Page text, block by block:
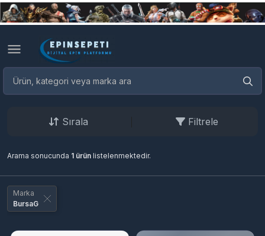
Sırala Filtrele
Arama sonucunda 1 ürün listelenmektedir.
Marka
BursaG